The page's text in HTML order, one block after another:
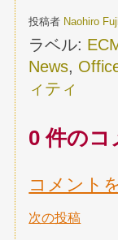
投稿者 Naohiro
ラベル:
News,
ィティ
0 件の
コメント
次の投稿